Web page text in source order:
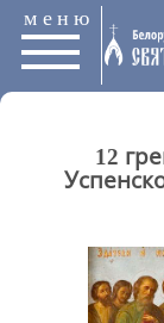
меню
12